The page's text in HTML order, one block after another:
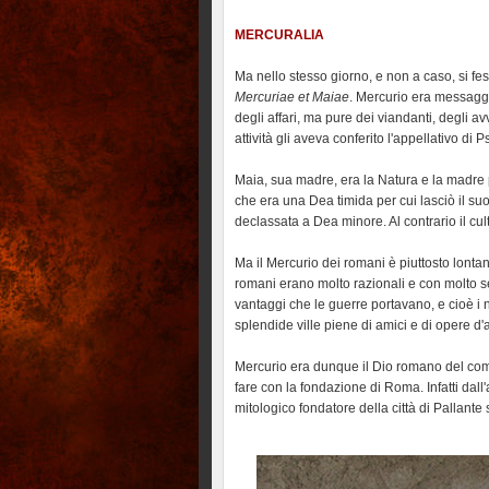
MERCURALIA
Ma nello stesso giorno, e non a caso, si
Mercuriae et Maiae. Mercurio era
degli affari, ma pure dei viandanti, degli
attività gli aveva conferito l'appellativo di
Maia, sua madre, era la Natura e la
che era una Dea timida per cui lasciò il
declassata a Dea minore. Al contrario il
Ma il Mercurio dei romani è piuttosto
romani erano molto razionali e con molto
vantaggi che le guerre portavano, e cioè i
splendide ville piene di amici e di opere
Mercurio era dunque il Dio romano del
fare con la fondazione di Roma. Infatti
mitologico fondatore della città di